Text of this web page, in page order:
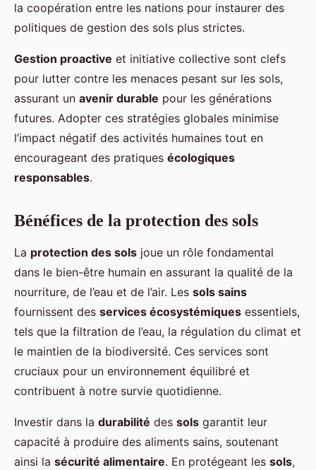
la coopération entre les nations pour instaurer des
politiques de gestion des sols plus strictes.
Gestion proactive et initiative collective sont clefs
pour lutter contre les menaces pesant sur les sols,
assurant un avenir durable pour les générations
futures. Adopter ces stratégies globales minimise
l’impact négatif des activités humaines tout en
encourageant des pratiques écologiques
responsables.
Bénéfices de la protection des sols
La protection des sols joue un rôle fondamental
dans le bien-être humain en assurant la qualité de la
nourriture, de l’eau et de l’air. Les sols sains
fournissent des services écosystémiques essentiels,
tels que la filtration de l’eau, la régulation du climat et
le maintien de la biodiversité. Ces services sont
cruciaux pour un environnement équilibré et
contribuent à notre survie quotidienne.
Investir dans la durabilité des sols garantit leur
capacité à produire des aliments sains, soutenant
ainsi la sécurité alimentaire. En protégeant les sols,